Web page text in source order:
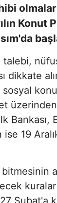
Konut
talebi,
dikkate
üzerinden
Bankası,
ise 19
27 Şubat'a